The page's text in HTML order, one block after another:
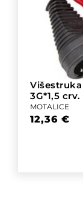
3G*1,5 crv.
MOTALICE
12,36 €